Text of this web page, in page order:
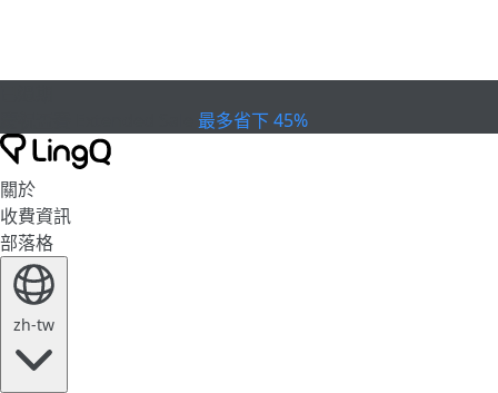
最多省下 45%
關於
收費資訊
部落格
zh-tw